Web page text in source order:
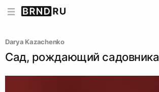
Darya Kazachenko
Сад, рождающий садовника